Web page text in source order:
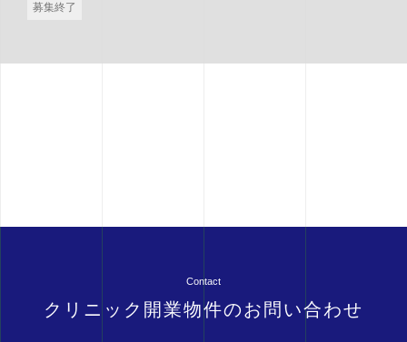
募集終了
Contact
クリニック開業物件のお問い合わせ